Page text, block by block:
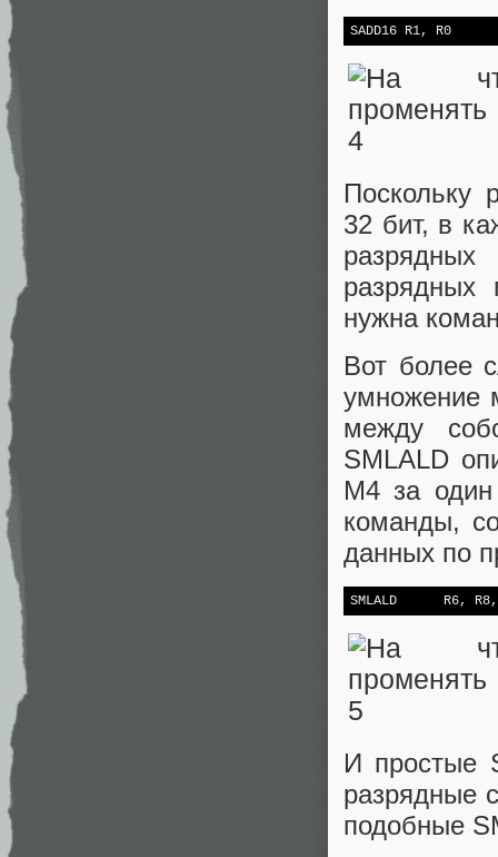
Поскольку
32 бит, в
разрядных
нужна
Вот более
умножение
между
SMLALD
M4 за
команды,
данных по
И простые
разрядные
подобные